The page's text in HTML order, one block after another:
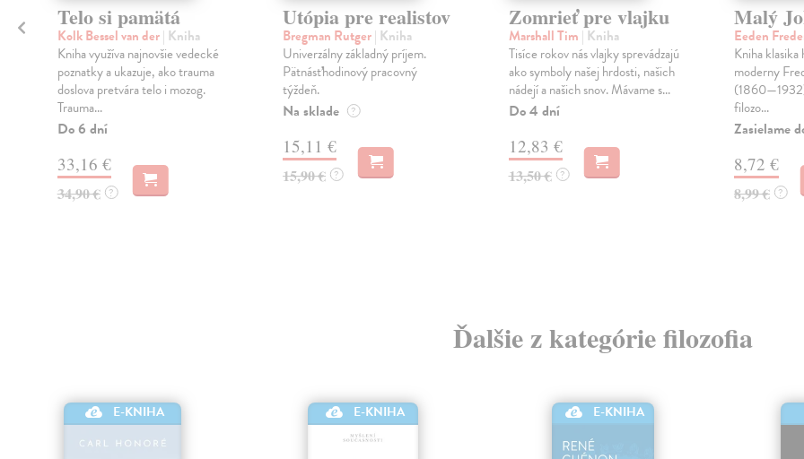
Telo si pamätá
Kolk Bessel van der| Kniha
Kniha využíva najnovšie vedecké
poznatky a ukazuje, ako trauma
doslova pretvára telo i mozog.
Trauma...
Do 6 dní
33,16 €
34,90 € ?
Utópia pre realistov
Bregman Rutger| Kniha
Univerzálny základný príjem.
Pätnásťhodinový pracovný
týždeň.
Na sklade ?
15,11 €
15,90 € ?
Zomrieť pre vlajku
Marshall Tim | Kniha
Tisíce rokov nás vlajky sprevádzajú
ako symboly našej hrdosti, našich
nádejí a našich snov. Mávame s...
Do 4 dní
12,83 €
13,50 € ?
Malý
Eeden
Kniha
moderny
filozo...
Zasielame
8,72 €
8,99 € ?
Ďalšie z kategórie filozofia
E-KNIHA E-KNIHA E-KNIHA